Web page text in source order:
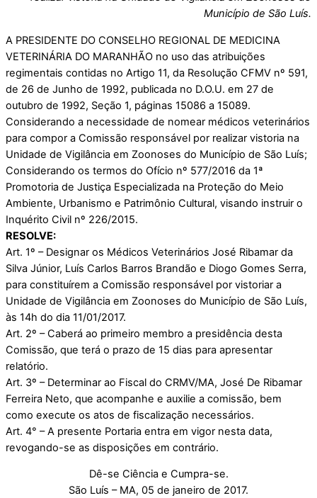
Município de São Luís.
A PRESIDENTE DO CONSELHO REGIONAL DE MEDICINA
VETERINÁRIA DO MARANHÃO no uso das atribuições
regimentais contidas no Artigo 11, da Resolução CFMV nº 591,
de 26 de Junho de 1992, publicada no D.O.U. em 27 de
outubro de 1992, Seção 1, páginas 15086 a 15089.
Considerando a necessidade de nomear médicos veterinários
para compor a Comissão responsável por realizar vistoria na
Unidade de Vigilância em Zoonoses do Município de São Luís;
Considerando os termos do Ofício nº 577/2016 da 1ª
Promotoria de Justiça Especializada na Proteção do Meio
Ambiente, Urbanismo e Patrimônio Cultural, visando instruir o
Inquérito Civil nº 226/2015.
RESOLVE:
Art. 1º – Designar os Médicos Veterinários José Ribamar da
Silva Júnior, Luís Carlos Barros Brandão e Diogo Gomes Serra,
para constituírem a Comissão responsável por vistoriar a
Unidade de Vigilância em Zoonoses do Município de São Luís,
às 14h do dia 11/01/2017.
Art. 2º – Caberá ao primeiro membro a presidência desta
Comissão, que terá o prazo de 15 dias para apresentar
relatório.
Art. 3º – Determinar ao Fiscal do CRMV/MA, José De Ribamar
Ferreira Neto, que acompanhe e auxilie a comissão, bem
como execute os atos de fiscalização necessários.
Art. 4° – A presente Portaria entra em vigor nesta data,
revogando-se as disposições em contrário.
Dê-se Ciência e Cumpra-se.
São Luís – MA, 05 de janeiro de 2017.